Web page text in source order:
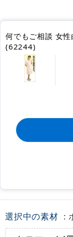
何でもご相談 女
(62244)
選択中の素材 :